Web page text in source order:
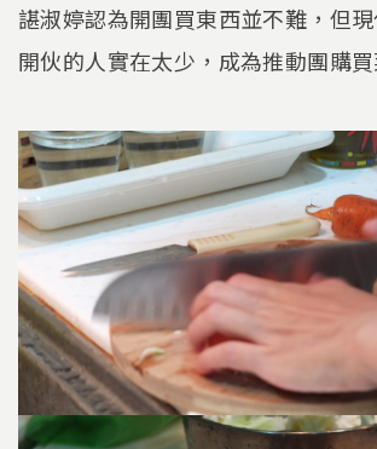
諶淑婷認為開團買東西並不難，但
開伙的人實在太少，成為推動團購買